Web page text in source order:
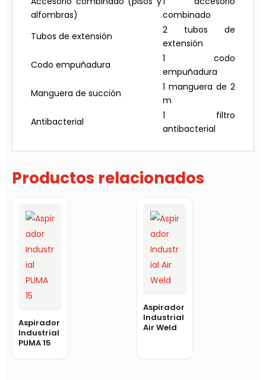
alfombras)
combinado
Tubos de extensión
2 tubos de
extensión
Codo empuñadura
1 codo
empuñadura
Manguera de succión
1 manguera de 2
m
Antibacterial
1 filtro
antibacterial
Productos relacionados
Aspirador
Industrial
PUMA 15
Aspirador
Industrial
Air Weld